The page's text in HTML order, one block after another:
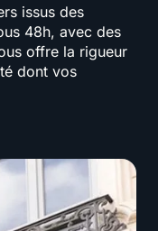
issus des
48h, avec des
offre la rigueur
dont vos